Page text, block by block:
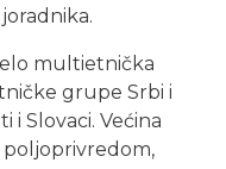
multietnička
grupe Srbi i
i Slovaci. Većina
poljoprivredom,